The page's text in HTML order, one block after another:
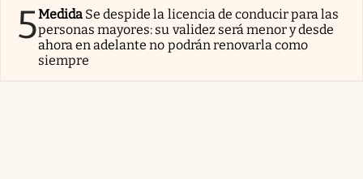
5Medida Se despide la licencia de conducir para las
personas mayores: su validez será menor y desde
ahora en adelante no podrán renovarla como
siempre